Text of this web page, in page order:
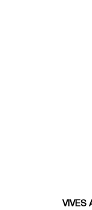
VIVES